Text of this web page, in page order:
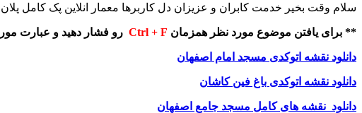
سلام وقت بخیر خدمت کابران و عزیزان دل کاربرها معمار انلاین پک کامل
** برای یافتن موضوع مورد نظر همزمان Ctrl + F رو فشار دهید و عبارت
دانلود نقشه اتوکدی مسجد امام اصفهان
دانلود نقشه اتوکدی باغ فین کاشان
دانلود نقشه های کامل مسجد جامع اصفهان